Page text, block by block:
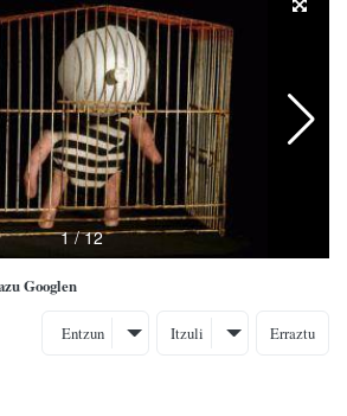
Googlen
Entzun Itzuli Erraztu